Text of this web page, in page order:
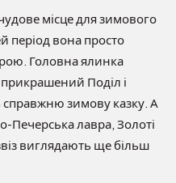
місце для зимового
період вона просто
Головна ялинка
прикрашений Поділ і
зимову казку. А
Печерська лавра, Золоті
виглядають ще більш